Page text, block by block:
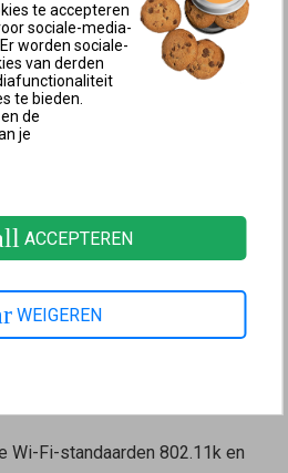
Wi-Fi steering
fabrieksinstellingen zo
naar het andere Wi-
Wi-Fi-toegangspunt kan
als in de
of als de andere FRITZ!-
het Mesh-netwerk zijn
.
Wi-Fi-standaarden 802.11k en
te accepteren
sociale-media-
worden sociale-
van derden
te bieden.
de
je
ACCEPTEREN
WEIGEREN